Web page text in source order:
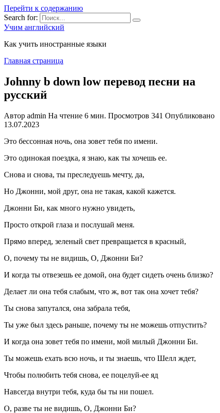
Перейти к содержанию
Search for:
Учим английский
Как учить иностранные языки
Главная страница
Johnny b down low перевод песни на
русский
Автор admin На чтение 6 мин. Просмотров 341 Опубликовано
13.07.2023
Это бессонная ночь, она зовет тебя по имени.
Это одинокая поездка, я знаю, как ты хочешь ее.
Снова и снова, ты преследуешь мечту, да,
Но Джонни, мой друг, она не такая, какой кажется.
Джонни Би, как много нужно увидеть,
Просто открой глаза и послушай меня.
Прямо вперед, зеленый свет превращается в красный,
О, почему ты не видишь, О, Джонни Би?
И когда ты отвезешь ее домой, она будет сидеть очень близко?
Делает ли она тебя слабым, что ж, вот так она хочет тебя?
Ты снова запутался, она забрала тебя,
Ты уже был здесь раньше, почему ты не можешь отпустить?
И когда она зовет тебя по имени, мой милый Джонни Би.
Ты можешь ехать всю ночь, и ты знаешь, что Шелл ждет,
Чтобы полюбить тебя снова, ее поцелуй-ее яд
Навсегда внутри тебя, куда бы ты ни пошел.
О, разве ты не видишь, О, Джонни Би?